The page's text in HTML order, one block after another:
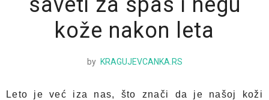
kože nakon leta
by KRAGUJEVCANKA.RS
Leto je već iza nas, što znači da je našoj koži